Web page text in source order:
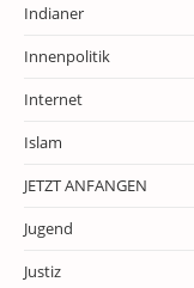
Indianer
Innenpolitik
Internet
Islam
JETZT ANFANGEN
Jugend
Justiz